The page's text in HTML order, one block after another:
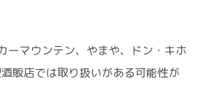
ーマウンテン、やまや、ドン・キホ
販店では取り扱いがある可能性が